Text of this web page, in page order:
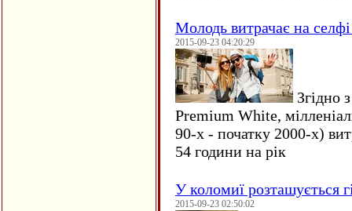
Молодь витрачає на
2015-09-23 04:20:29
Згідно
Premium White,
90-х - початку 2000-х)
54 години на рік
У коломиї розташується
2015-09-23 02:50:02